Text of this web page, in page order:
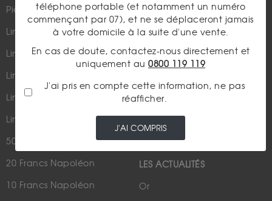
Pièces d'or d'investissement
Lingots et lingotins
Lingot 1Kg Or
Lingot 100g Or
Lingotin 1 Once Or
Lingotin 1g Or
50 Pesos Or
20 Francs Napoléon
10 Francs Napoléon
Parutions dans les médias
Qui sommes-nous ?
Nous contacter
LES ACTUALITÉS
Or
téléphone portable (et notamment un numéro
commençant par 07), et ne se déplaceront jamais
à votre domicile à la suite d'une vente.
En cas de doute, contactez-nous directement et
uniquement au 0800 119 119
J'ai pris en compte cette information, ne pas
réafficher.
J'AI COMPRIS